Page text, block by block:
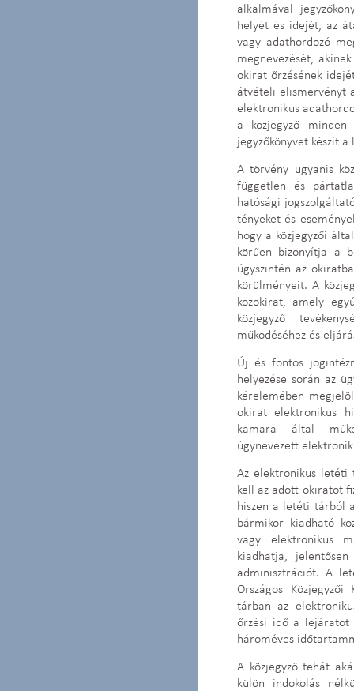
alkalmával
helyét és idejét, az
vagy adathordozó
megnevezését,
okirat őrzésének
átvételi elismervényt
elektronikus
a közjegyző
jegyzőkönyvet készít
A törvény ugyanis
független és
hatósági
tényeket és
hogy a közjegyzői
körűen bizonyítja a
úgyszintén az
körülményeit. A
közokirat, amely
közjegyző
működéséhez és
Új és fontos
helyezése során az
kérelemében
okirat elektronikus
kamara által
úgynevezett
Az elektronikus letéti
kell az adott okiratot
hiszen a letéti tárból
bármikor kiadható
vagy elektronikus
kiadhatja,
adminisztrációt. A
Országos
tárban az
őrzési idő a lejáratot
hároméves
A közjegyző tehát
külön indokolás